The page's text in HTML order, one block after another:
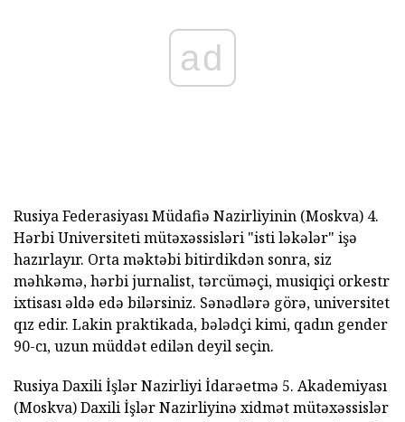
ad
Rusiya Federasiyası Müdafiə Nazirliyinin (Moskva) 4.
Hərbi Universiteti mütəxəssisləri "isti ləkələr" işə
hazırlayır. Orta məktəbi bitirdikdən sonra, siz
məhkəmə, hərbi jurnalist, tərcüməçi, musiqiçi orkestr
ixtisası əldə edə bilərsiniz. Sənədlərə görə, universitet
qız edir. Lakin praktikada, bələdçi kimi, qadın gender
90-cı, uzun müddət edilən deyil seçin.
Rusiya Daxili İşlər Nazirliyi İdarəetmə 5. Akademiyası
(Moskva) Daxili İşlər Nazirliyinə xidmət mütəxəssislər